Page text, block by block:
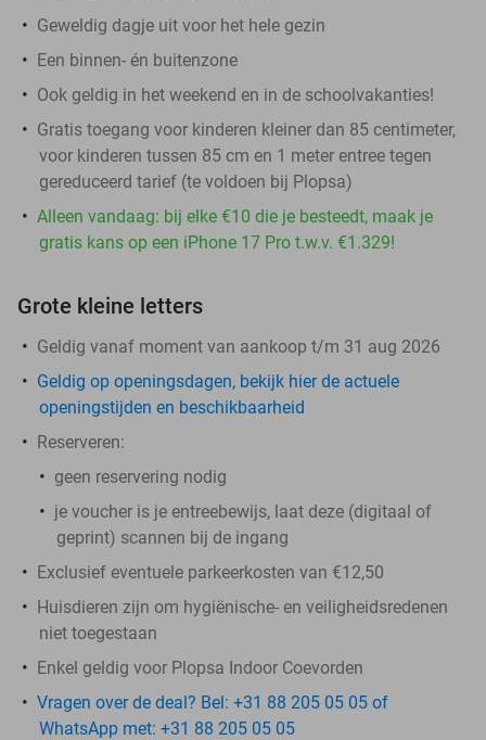
Geweldig dagje uit voor het hele gezin
Een binnen- én buitenzone
Ook geldig in het weekend en in de schoolvakanties!
Gratis toegang voor kinderen kleiner dan 85 centimeter,
voor kinderen tussen 85 cm en 1 meter entree tegen
gereduceerd tarief (te voldoen bij Plopsa)
Alleen vandaag: bij elke €10 die je besteedt, maak je
gratis kans op een iPhone 17 Pro t.w.v. €1.329!
Grote kleine letters
Geldig vanaf moment van aankoop t/m 31 aug 2026
Geldig op openingsdagen, bekijk hier de actuele
openingstijden en beschikbaarheid
Reserveren:
geen reservering nodig
je voucher is je entreebewijs, laat deze (digitaal of
geprint) scannen bij de ingang
​Exclusief eventuele parkeerkosten van €12,50
Huisdieren zijn om hygiënische- en veiligheidsredenen
niet toegestaan
Enkel geldig voor Plopsa Indoor Coevorden
Vragen over de deal? Bel: +31 88 205 05 05 of
WhatsApp met: +31 88 205 05 05